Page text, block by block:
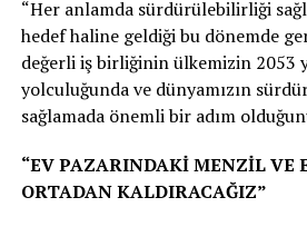
“Her anlamda sürdürülebilirliği
hedef haline geldiği bu dönemde
değerli iş birliğinin ülkemizin 2053
yolculuğunda ve dünyamızın
sağlamada önemli bir adım
“EV PAZARINDAKİ MENZİL VE
ORTADAN KALDIRACAĞIZ”